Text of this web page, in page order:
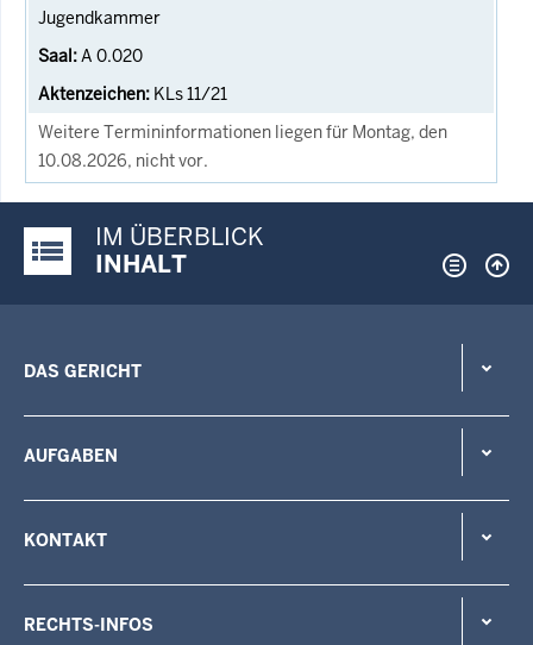
Jugendkammer
A 0.020
KLs 11/21
Weitere Termininformationen liegen für Montag, den
10.08.2026, nicht vor.
Justiz-Portal im Überblick:
IM ÜBERBLICK
INHALT
DAS GERICHT
AUFGABEN
KONTAKT
RECHTS-INFOS